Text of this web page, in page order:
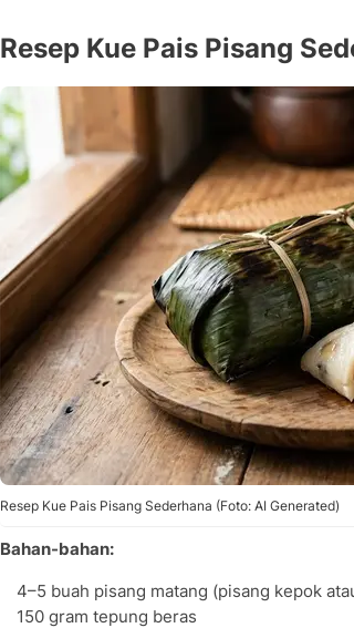
Resep Kue Pais Pisang
Resep Kue Pais Pisang Sederhana (Foto: AI Generated)
Bahan-bahan:
4–5 buah pisang matang (pisang kepok
150 gram tepung beras